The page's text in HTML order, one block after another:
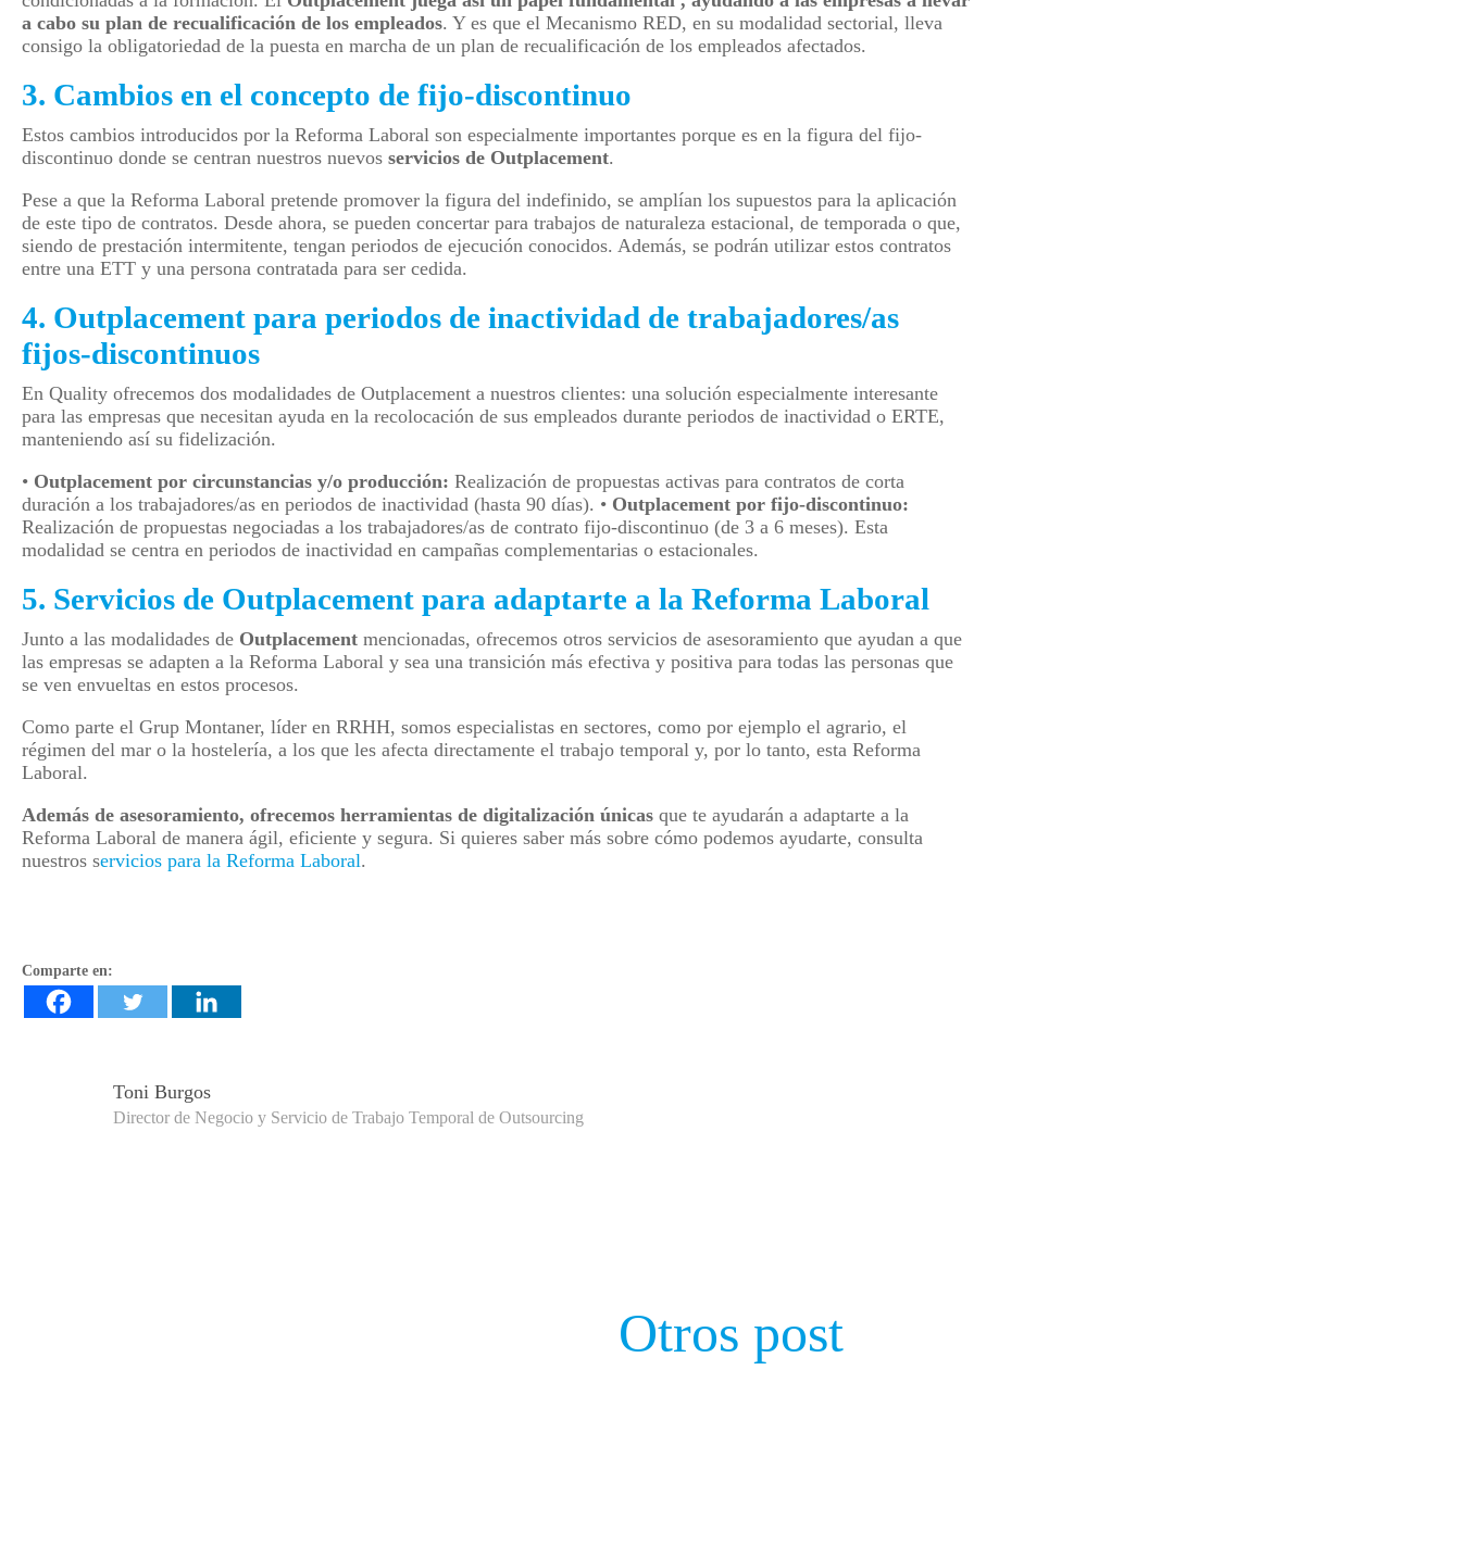
a cabo su plan de recualificación de los empleados. Y es que el Mecanismo RED, en su modalidad sectorial, lleva
consigo la obligatoriedad de la puesta en marcha de un plan de recualificación de los empleados afectados.
3. Cambios en el concepto de fijo-discontinuo
Estos cambios introducidos por la Reforma Laboral son especialmente importantes porque es en la figura del fijo-
discontinuo donde se centran nuestros nuevos servicios de Outplacement.
Pese a que la Reforma Laboral pretende promover la figura del indefinido, se amplían los supuestos para la aplicación
de este tipo de contratos. Desde ahora, se pueden concertar para trabajos de naturaleza estacional, de temporada o que,
siendo de prestación intermitente, tengan periodos de ejecución conocidos. Además, se podrán utilizar estos contratos
entre una ETT y una persona contratada para ser cedida.
4. Outplacement para periodos de inactividad de trabajadores/as
fijos-discontinuos
En Quality ofrecemos dos modalidades de Outplacement a nuestros clientes: una solución especialmente interesante
para las empresas que necesitan ayuda en la recolocación de sus empleados durante periodos de inactividad o ERTE,
manteniendo así su fidelización.
• Outplacement por circunstancias y/o producción: Realización de propuestas activas para contratos de corta
duración a los trabajadores/as en periodos de inactividad (hasta 90 días). • Outplacement por fijo-discontinuo:
Realización de propuestas negociadas a los trabajadores/as de contrato fijo-discontinuo (de 3 a 6 meses). Esta
modalidad se centra en periodos de inactividad en campañas complementarias o estacionales.
5. Servicios de Outplacement para adaptarte a la Reforma Laboral
Junto a las modalidades de Outplacement mencionadas, ofrecemos otros servicios de asesoramiento que ayudan a que
las empresas se adapten a la Reforma Laboral y sea una transición más efectiva y positiva para todas las personas que
se ven envueltas en estos procesos.
Como parte el Grup Montaner, líder en RRHH, somos especialistas en sectores, como por ejemplo el agrario, el
régimen del mar o la hostelería, a los que les afecta directamente el trabajo temporal y, por lo tanto, esta Reforma
Laboral.
Además de asesoramiento, ofrecemos herramientas de digitalización únicas que te ayudarán a adaptarte a la
Reforma Laboral de manera ágil, eficiente y segura. Si quieres saber más sobre cómo podemos ayudarte, consulta
nuestros servicios para la Reforma Laboral.
Comparte en:
Toni Burgos
Director de Negocio y Servicio de Trabajo Temporal de Outsourcing
Otros post